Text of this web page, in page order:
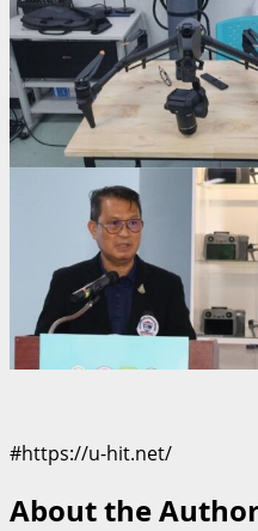
#https://u-hit.net/
About the